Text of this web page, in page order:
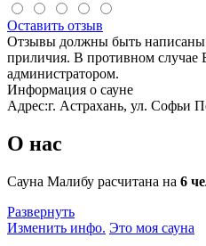
Оставить отзыв
Отзывы должны быть написаны
приличия. В противном случае
администратором.
Информация о сауне
Адрес:г. Астрахань, ул. Софьи
О нас
Сауна Малибу расчитана на 6
Развернуть
Изменить инфо. Это моя сауна